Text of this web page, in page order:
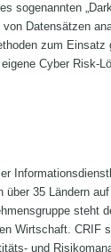
sogenannten
Datensätzen
zum Einsatz
Cyber Risk-
über 35 Ländern
steht
Wirtschaft. CRIF
und